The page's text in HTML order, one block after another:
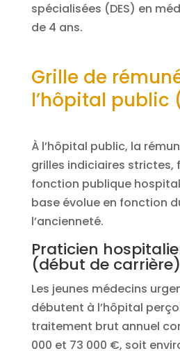
spécialisées (DES) en
de 4 ans.
Grille de
l’hôpital public
À l’hôpital public, la
grilles indiciaires strictes,
fonction publique
base évolue en fonction
l’ancienneté.
Praticien
(début de carrière)
Les jeunes médecins
débutent à l’hôpital
traitement brut annuel
000 et 73 000 €, soit